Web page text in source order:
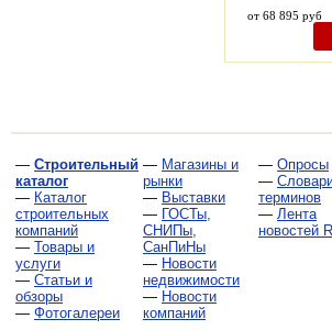
от 68 895 руб
— Строительный
каталог
— Каталог
строительных
компаний
— Товары и
услуги
— Статьи и
обзоры
— Фотогалереи
— Магазины и
рынки
— Выставки
— ГОСТы,
СНИПы,
СанПиНы
— Новости
недвижимости
— Новости
компаний
— Опросы
—
терминов
— Лента
новостей